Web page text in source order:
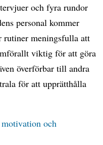
och fyra rundor
personal kommer
meningsfulla att
viktig för att göra
överförbar till andra
för att upprätthålla
och